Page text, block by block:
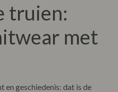
truien:
met
en geschiedenis: dat is de